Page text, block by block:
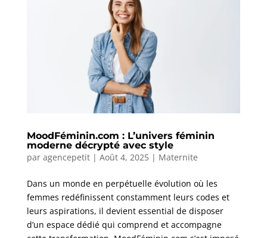
MoodFéminin.com : L’univers féminin
moderne décrypté avec style
par agencepetit| Août 4, 2025| Maternite
Dans un monde en perpétuelle évolution où les
femmes redéfinissent constamment leurs codes et
leurs aspirations, il devient essential de disposer
d’un espace dédié qui comprend et accompagne